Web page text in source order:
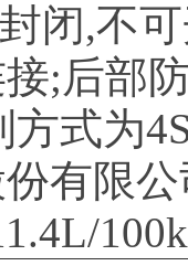
闭,不
;后部
方式为
有限公